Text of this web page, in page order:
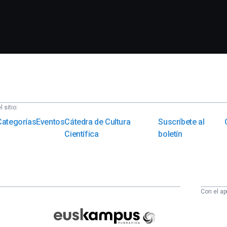
sitio:
EventosCátedra de Cultura
Científica
Suscríbete al
boletín
Fundazioa
Con el